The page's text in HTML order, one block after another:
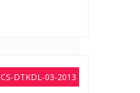
CS-DTKDL-03-2013